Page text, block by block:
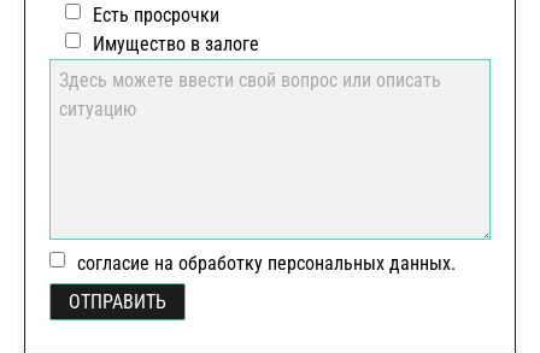
Есть просрочки
Имущество в залоге
согласие на обработку персональных данных.